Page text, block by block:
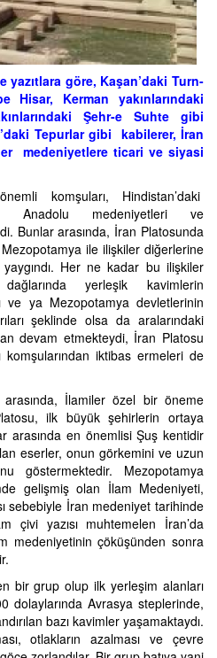
göre, Kaşan’daki Turn-
Hisar, Kerman yakınlarındaki
Şehr-e Suhte gibi
Tepurlar gibi kabilerer, İran
medeniyetlere ticari ve siyasi
komşuları, Hindistan’daki
Anadolu medeniyetleri ve
Bunlar arasında, İran Platosunda
ile ilişkiler diğerlerine
Her ne kadar bu ilişkiler
yerleşik kavimlerin
ve ya Mezopotamya devletlerinin
şeklinde olsa da aralarındaki
devam etmekteydi, İran Platosu
komşularından iktibas ermeleri de
arasında, İlamiler özel bir öneme
ilk büyük şehirlerin ortaya
arasında en önemlisi Şuş kentidir
eserler, onun görkemini ve uzun
göstermektedir. Mezopotamya
gelişmiş olan İlam Medeniyeti,
sebebiyle İran medeniyet tarihinde
çivi yazısı muhtemelen İran’da
medeniyetinin çöküşünden sonra
bir grup olup ilk yerleşim alanları
dolaylarında Avrasya steplerinde,
bazı kavimler yaşamaktaydı.
otlakların azalması ve çevre